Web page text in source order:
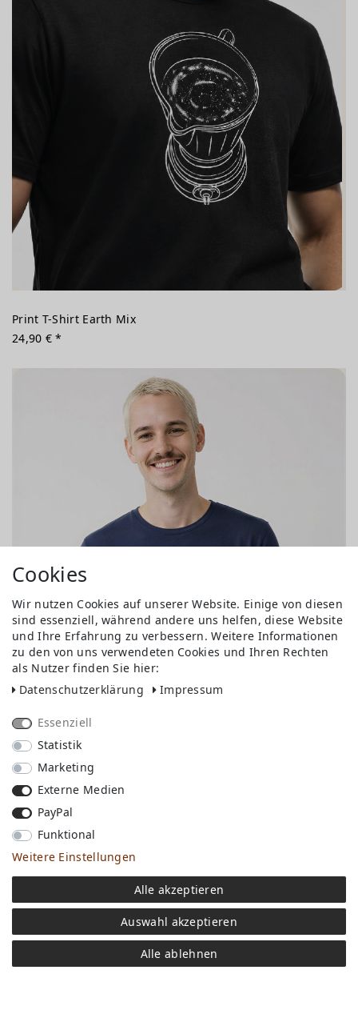
Print T-Shirt Earth Mix
24,90 € *
Print T-Shirt Vote real leadership
24,90 € *
Cookies
Wir nutzen Cookies auf unserer Website. Einige von diesen
sind essenziell, während andere uns helfen, diese Website
und Ihre Erfahrung zu verbessern. Weitere Informationen
zu den von uns verwendeten Cookies und Ihren Rechten
als Nutzer finden Sie hier:
Daten­schutz­erklärung
Impressum
Essenziell
Statistik
Marketing
Externe Medien
PayPal
Funktional
Weitere Einstellungen
Alle akzeptieren
Auswahl akzeptieren
Alle ablehnen